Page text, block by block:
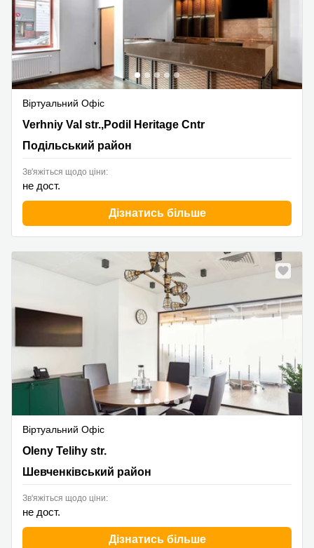
Віртуальний Офіс
28 Verhniy Val str.,Podil Heritage Cntr, Подільський
район
Verhniy Val str.,Podil Heritage Cntr
Подільський район
Зв'яжіться щодо ціни:
не дост.
Дізнатись більше
Віртуальний Офіс
6 Oleny Telihy str.,Forum West Side Ctr,3-4th floor,
Шевченківський район
Oleny Telihy str.
Шевченківський район
Зв'яжіться щодо ціни:
не дост.
Дізнатись більше